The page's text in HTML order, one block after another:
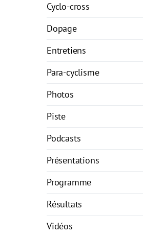
Cyclo-cross
Dopage
Entretiens
Para-cyclisme
Photos
Piste
Podcasts
Présentations
Programme
Résultats
Vidéos